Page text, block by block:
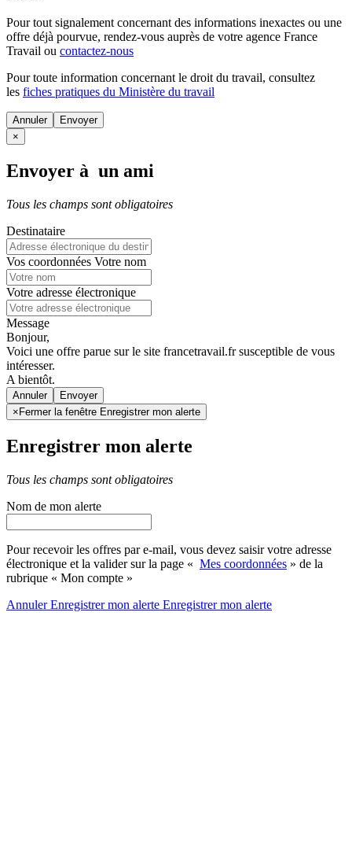
Pour tout signalement concernant des informations inexactes ou une
offre déjà pourvue, rendez-vous auprès de votre agence France
Travail ou contactez-nous
Pour toute information concernant le droit du travail, consultez
les fiches pratiques du Ministère du travail
Annuler
×
Envoyer à un ami
Tous les champs sont obligatoires
Destinataire
Vos coordonnées Votre nom
Votre adresse électronique
Message
Bonjour,
Voici une offre parue sur le site francetravail.fr susceptible de vous
intéresser.
A bientôt.
Annuler
× Fermer la fenêtre Enregistrer mon alerte
Enregistrer mon alerte
Tous les champs sont obligatoires
Nom de mon alerte
Pour recevoir les offres par e-mail, vous devez saisir votre adresse
électronique et la valider sur la page « Mes coordonnées » de la
rubrique « Mon compte »
AnnulerEnregistrer mon alerte Enregistrermon alerte